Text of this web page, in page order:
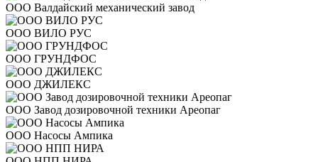
ООО Валдайский механический завод
ООО ВИЛО РУС
ООО ГРУНДФОС
ООО ДЖИЛЕКС
ООО Завод дозировочной техники Ареопаг
ООО Насосы Ампика